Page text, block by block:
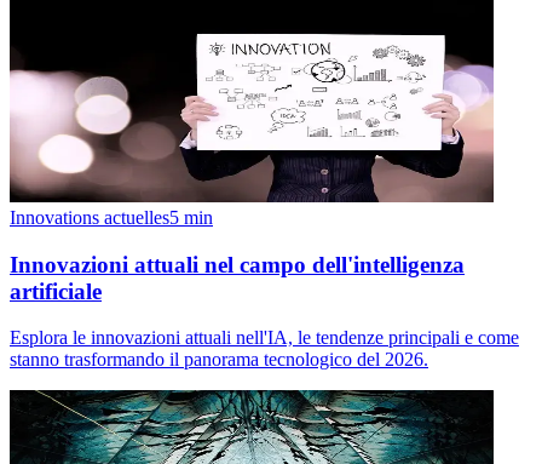
Innovations actuelles5 min
Innovazioni attuali nel campo dell'intelligenza
artificiale
Esplora le innovazioni attuali nell'IA, le tendenze principali e come
stanno trasformando il panorama tecnologico del 2026.